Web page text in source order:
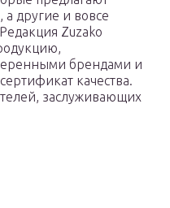
другие и вовсе
Zuzako
брендами и
качества.
заслуживающих